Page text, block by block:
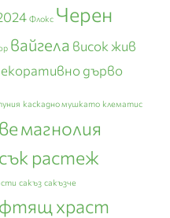
Флокс Черен
вайгела висок жив
дърво
каскадно мушкато клематис
магнолия
растеж
сакъз сакъзче
храст